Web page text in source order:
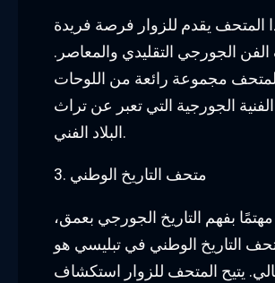
المتحف يقدم للزوار فرصة فريدة
الجورجي التقليدي والمعاصر.
مجموعة رائعة من اللوحات
الجورجية التي تعبر عن تراث
البلاد الفني.
3. متحف التاريخ الوطني
بفهم التاريخ الجورجي بعمق،
التاريخ الوطني في تبليسي هو
يتيح المتحف للزوار استكشاف